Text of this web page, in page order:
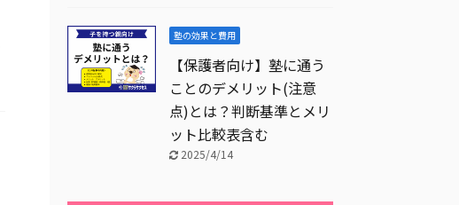
塾の効果と費用
【保護者向け】塾に通う
ことのデメリット(注意
点)とは？判断基準とメリ
ット比較表含む
2025/4/14